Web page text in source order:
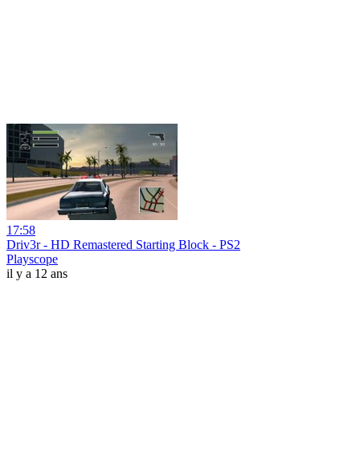
17:58
Driv3r - HD Remastered Starting Block - PS2
Playscope
il y a 12 ans